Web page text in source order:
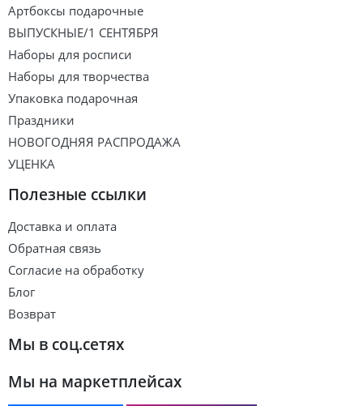
Артбоксы подарочные
ВЫПУСКНЫЕ/1 СЕНТЯБРЯ
Наборы для росписи
Наборы для творчества
Упаковка подарочная
Праздники
НОВОГОДНЯЯ РАСПРОДАЖА
УЦЕНКА
Полезные ссылки
Доставка и оплата
Обратная связь
Согласие на обработку
Блог
Возврат
Мы в соц.сетях
Мы на маркетплейсах